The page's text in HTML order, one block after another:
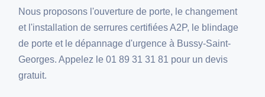
Nous proposons l'ouverture de porte, le changement
et l'installation de serrures certifiées A2P, le blindage
de porte et le dépannage d'urgence à Bussy-Saint-
Georges. Appelez le 01 89 31 31 81 pour un devis
gratuit.